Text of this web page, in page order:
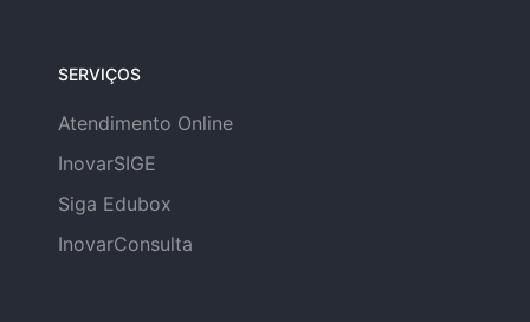
SERVIÇOS
Atendimento Online
InovarSIGE
Siga Edubox
InovarConsulta